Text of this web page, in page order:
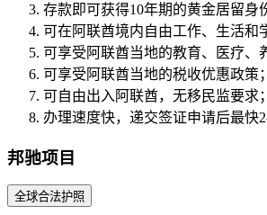
存款即可获得10年期的黄金居留身
可在阿联酋境内自由工作、生活和
可享受阿联酋当地的教育、医疗、
可享受阿联酋当地的税收优惠政策；
可自由出入阿联酋，无移民监要求；
办理速度快，递交签证申请后最快
邦驰项目
全球合法护照